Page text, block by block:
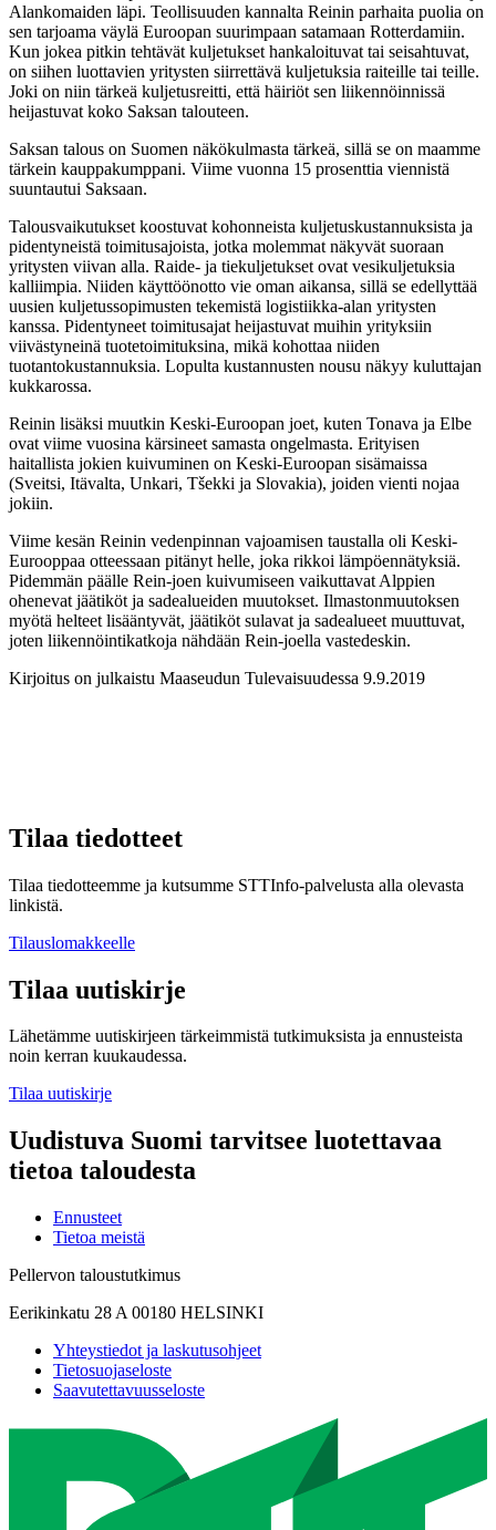
Alankomaiden läpi. Teollisuuden kannalta Reinin parhaita puolia on
sen tarjoama väylä Euroopan suurimpaan satamaan Rotterdamiin.
Kun jokea pitkin tehtävät kuljetukset hankaloituvat tai seisahtuvat,
on siihen luottavien yritysten siirrettävä kuljetuksia raiteille tai teille.
Joki on niin tärkeä kuljetusreitti, että häiriöt sen liikennöinnissä
heijastuvat koko Saksan talouteen.
Saksan talous on Suomen näkökulmasta tärkeä, sillä se on maamme
tärkein kauppakumppani. Viime vuonna 15 prosenttia viennistä
suuntautui Saksaan.
Talousvaikutukset koostuvat kohonneista kuljetuskustannuksista ja
pidentyneistä toimitusajoista, jotka molemmat näkyvät suoraan
yritysten viivan alla. Raide- ja tiekuljetukset ovat vesikuljetuksia
kalliimpia. Niiden käyttöönotto vie oman aikansa, sillä se edellyttää
uusien kuljetussopimusten tekemistä logistiikka-alan yritysten
kanssa. Pidentyneet toimitusajat heijastuvat muihin yrityksiin
viivästyneinä tuotetoimituksina, mikä kohottaa niiden
tuotantokustannuksia. Lopulta kustannusten nousu näkyy kuluttajan
kukkarossa.
Reinin lisäksi muutkin Keski-Euroopan joet, kuten Tonava ja Elbe
ovat viime vuosina kärsineet samasta ongelmasta. Erityisen
haitallista jokien kuivuminen on Keski-Euroopan sisämaissa
(Sveitsi, Itävalta, Unkari, Tšekki ja Slovakia), joiden vienti nojaa
jokiin.
Viime kesän Reinin vedenpinnan vajoamisen taustalla oli Keski-
Eurooppaa otteessaan pitänyt helle, joka rikkoi lämpöennätyksiä.
Pidemmän päälle Rein-joen kuivumiseen vaikuttavat Alppien
ohenevat jäätiköt ja sadealueiden muutokset. Ilmastonmuutoksen
myötä helteet lisääntyvät, jäätiköt sulavat ja sadealueet muuttuvat,
joten liikennöintikatkoja nähdään Rein-joella vastedeskin.
Kirjoitus on julkaistu Maaseudun Tulevaisuudessa 9.9.2019
Tilaa tiedotteet
Tilaa tiedotteemme ja kutsumme STTInfo-palvelusta alla olevasta
linkistä.
Tilauslomakkeelle
Tilaa uutiskirje
Lähetämme uutiskirjeen tärkeimmistä tutkimuksista ja ennusteista
noin kerran kuukaudessa.
Tilaa uutiskirje
Uudistuva Suomi tarvitsee luotettavaa
tietoa taloudesta
Ennusteet
Tietoa meistä
Pellervon taloustutkimus
Eerikinkatu 28 A 00180 HELSINKI
Yhteystiedot ja laskutusohjeet
Tietosuojaseloste
Saavutettavuusseloste